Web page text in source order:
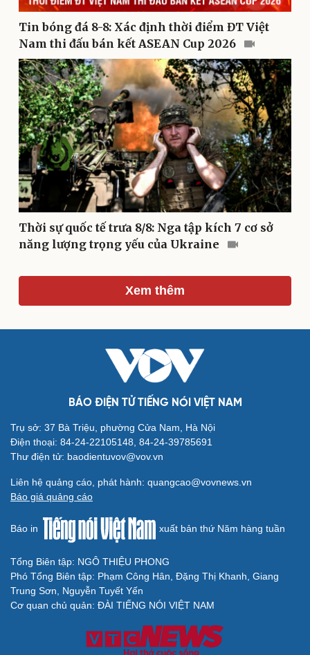
Văn hóa
Sân khấu - Điện ảnh
Văn học
Di sản
Giải trí
Nghệ sĩ
Thời trang
Sao Việt
Du lịch
Podcast
Câu chuyện thời sự
Hạt giống tâm hồn
Cải chính
Tin bóng đá 8-8: Xác định thời điểm ĐT Việt
Nam thi đấu bán kết ASEAN Cup 2026
Thời sự quốc tế trưa 8/8: Nga tập kích 7 cơ sở
năng lượng trọng yếu của Ukraine
Xem thêm
BÁO ĐIỆN TỬ TIẾNG NÓI VIỆT NAM
Trụ sở: 37 Bà Triệu, phường Cửa Nam, Hà Nội
Điện thoại: 84-24-22105148, 84-24-39785691
Thư điện tử: baodientuvov@vov.vn
Liên hệ quảng cáo, phát hành: quangcao@vovnews.vn
Báo giá quảng cáo
Báo in xuất bản thứ Năm hàng tuần
Tổng Biên tập: NGÔ THIỆU PHONG
Phó Tổng Biên tập: Phạm Công Hân, Đặng Thị Khanh, Giang
Trung Sơn, Nguyễn Tuyết Yến
Cơ quan chủ quản: ĐÀI TIẾNG NÓI VIỆT NAM